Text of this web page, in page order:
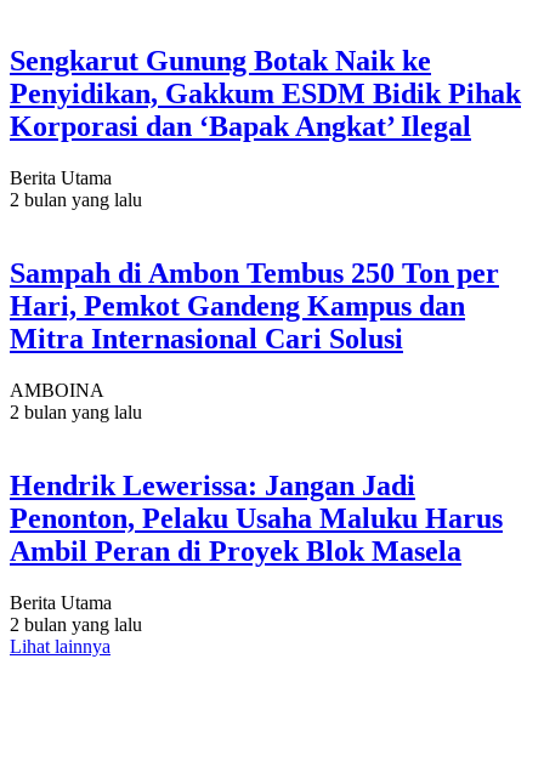
Sengkarut Gunung Botak Naik ke
Penyidikan, Gakkum ESDM Bidik Pihak
Korporasi dan ‘Bapak Angkat’ Ilegal
Berita Utama
2 bulan yang lalu
Sampah di Ambon Tembus 250 Ton per
Hari, Pemkot Gandeng Kampus dan
Mitra Internasional Cari Solusi
AMBOINA
2 bulan yang lalu
Hendrik Lewerissa: Jangan Jadi
Penonton, Pelaku Usaha Maluku Harus
Ambil Peran di Proyek Blok Masela
Berita Utama
2 bulan yang lalu
Lihat lainnya